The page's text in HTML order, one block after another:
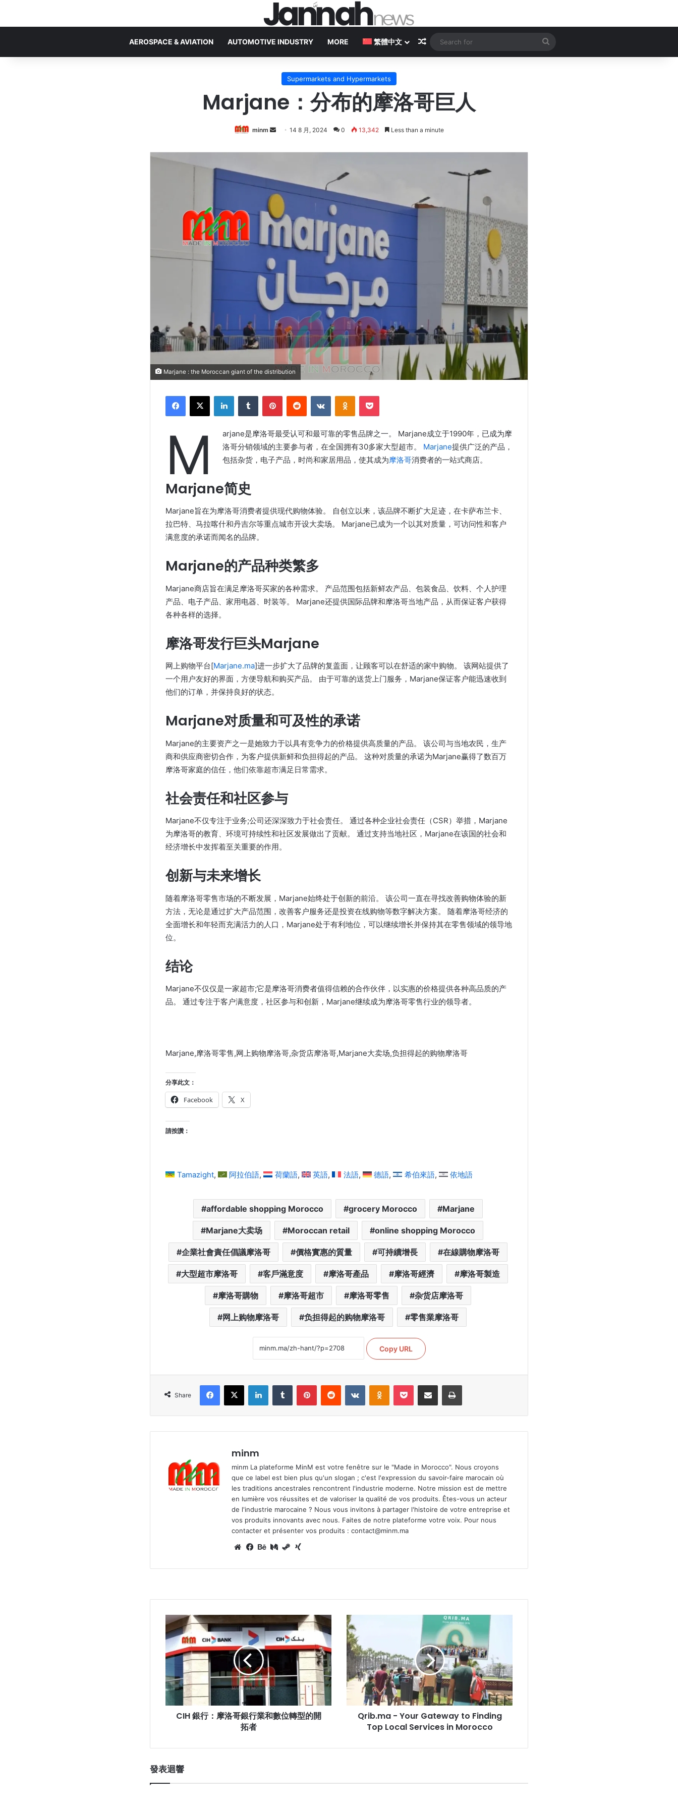
AEROSPACE & AVIATION AUTOMOTIVE INDUSTRY MORE 繁體中文 Random Article
for
Supermarkets and Hypermarkets
Marjane：分布的摩洛哥巨人
minm
Send
email
14 8 月, 2024 0 13,342 Less than a minute
Marjane : the Moroccan giant of the distribution
Facebook
X LinkedInTumblr PinterestReddit VKontakteOdnoklassniki
Pocket
M
arjane是摩洛哥最受认可和最可靠的零售品牌之一。 Marjane成立于1990年，已成为摩
洛哥分销领域的主要参与者，在全国拥有30多家大型超市。 Marjane提供广泛的产品，
包括杂货，电子产品，时尚和家居用品，使其成为摩洛哥消费者的一站式商店。
Marjane简史
Marjane旨在为摩洛哥消费者提供现代购物体验。 自创立以来，该品牌不断扩大足迹，在卡萨布兰卡、
拉巴特、马拉喀什和丹吉尔等重点城市开设大卖场。 Marjane已成为一个以其对质量，可访问性和客户
满意度的承诺而闻名的品牌。
Marjane的产品种类繁多
Marjane商店旨在满足摩洛哥买家的各种需求。 产品范围包括新鲜农产品、包装食品、饮料、个人护理
产品、电子产品、家用电器、时装等。 Marjane还提供国际品牌和摩洛哥当地产品，从而保证客户获得
各种各样的选择。
摩洛哥发行巨头Marjane
网上购物平台[Marjane.ma]进一步扩大了品牌的复盖面，让顾客可以在舒适的家中购物。 该网站提供了
一个用户友好的界面，方便导航和购买产品。 由于可靠的送货上门服务，Marjane保证客户能迅速收到
他们的订单，并保持良好的状态。
Marjane对质量和可及性的承诺
Marjane的主要资产之一是她致力于以具有竞争力的价格提供高质量的产品。 该公司与当地农民，生产
商和供应商密切合作，为客户提供新鲜和负担得起的产品。 这种对质量的承诺为Marjane赢得了数百万
摩洛哥家庭的信任，他们依靠超市满足日常需求。
社会责任和社区参与
Marjane不仅专注于业务;公司还深深致力于社会责任。 通过各种企业社会责任（CSR）举措，Marjane
为摩洛哥的教育、环境可持续性和社区发展做出了贡献。 通过支持当地社区，Marjane在该国的社会和
经济增长中发挥着至关重要的作用。
创新与未来增长
随着摩洛哥零售市场的不断发展，Marjane始终处于创新的前沿。 该公司一直在寻找改善购物体验的新
方法，无论是通过扩大产品范围，改善客户服务还是投资在线购物等数字解决方案。 随着摩洛哥经济的
全面增长和年轻而充满活力的人口，Marjane处于有利地位，可以继续增长并保持其在零售领域的领导地
位。
结论
Marjane不仅仅是一家超市;它是摩洛哥消费者值得信赖的合作伙伴，以实惠的价格提供各种高品质的产
品。 通过专注于客户满意度，社区参与和创新，Marjane继续成为摩洛哥零售行业的领导者。
Marjane,摩洛哥零售,网上购物摩洛哥,杂货店摩洛哥,Marjane大卖场,负担得起的购物摩洛哥
分享此文：
Facebook X
請按讚：
Tamazight 阿拉伯語 荷蘭語 英語 法語 德語 希伯來語 依地語
affordable shopping Morocco grocery Morocco Marjane
Marjane大卖场 Moroccan retail online shopping Morocco
企業社會責任倡議摩洛哥 價格實惠的質量 可持續增長 在線購物摩洛哥
大型超市摩洛哥 客戶滿意度 摩洛哥產品 摩洛哥經濟 摩洛哥製造
摩洛哥購物 摩洛哥超市 摩洛哥零售 杂货店摩洛哥
网上购物摩洛哥 负担得起的购物摩洛哥 零售業摩洛哥
Copy URL
Share
Facebook
X LinkedInTumblr PinterestReddit VKontakteOdnoklassniki
Pocket Share via Email Print
minm
minm La plateforme MinM est votre fenêtre sur le "Made in Morocco". Nous croyons
que ce label est bien plus qu'un slogan ; c'est l'expression du savoir-faire marocain où
les traditions ancestrales rencontrent l'industrie moderne. Notre mission est de mettre
en lumière vos réussites et de valoriser la qualité de vos produits. Êtes-vous un acteur
de l'industrie marocaine ? Nous vous invitons à partager l'histoire de votre entreprise et
vos produits innovants avec nous. Faites de notre plateforme votre voix. Pour nous
contacter et présenter vos produits : contact@minm.ma
Website
Facebook
Behance
Medium
Steam
CIH
銀
行：
摩
洛
銀
行
業
轉
的
CIH 銀行：摩洛哥銀行業和數位轉型的開
拓者
Qrib.ma
-
Your
Gateway
to
Finding
Top
Local
Services
Morocco
Qrib.ma - Your Gateway to Finding
Top Local Services in Morocco
發表迴響